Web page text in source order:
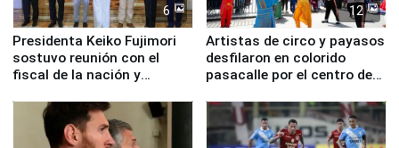
6
Presidenta Keiko Fujimori
sostuvo reunión con el
fiscal de la nación y
12
Artistas de circo y payasos
desfilaron en colorido
pasacalle por el centro de